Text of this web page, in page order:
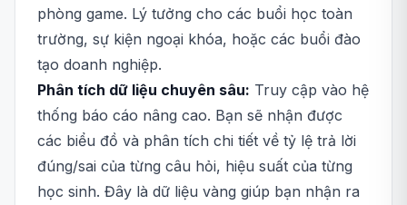
phòng game. Lý tưởng cho các buổi học toàn
trường, sự kiện ngoại khóa, hoặc các buổi đào
tạo doanh nghiệp.
Phân tích dữ liệu chuyên sâu: Truy cập vào hệ
thống báo cáo nâng cao. Bạn sẽ nhận được
các biểu đồ và phân tích chi tiết về tỷ lệ trả lời
đúng/sai của từng câu hỏi, hiệu suất của từng
học sinh. Đây là dữ liệu vàng giúp bạn nhận ra